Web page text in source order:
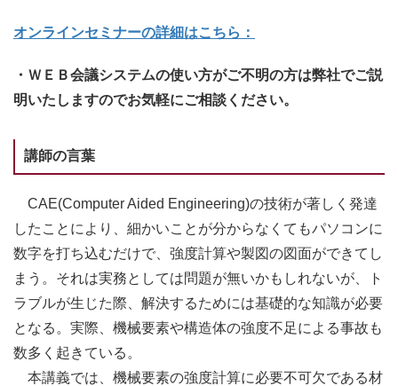
オンラインセミナーの詳細はこちら：
・ＷＥＢ会議システムの使い方がご不明の方は弊社でご説
明いたしますのでお気軽にご相談ください。
講師の言葉
CAE(Computer Aided Engineering)の技術が著しく発達
したことにより、細かいことが分からなくてもパソコンに
数字を打ち込むだけで、強度計算や製図の図面ができてし
まう。それは実務としては問題が無いかもしれないが、ト
ラブルが生じた際、解決するためには基礎的な知識が必要
となる。実際、機械要素や構造体の強度不足による事故も
数多く起きている。
本講義では、機械要素の強度計算に必要不可欠である材